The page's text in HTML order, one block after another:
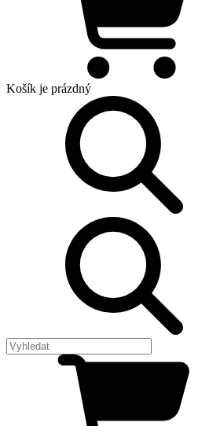
Košík je prázdný